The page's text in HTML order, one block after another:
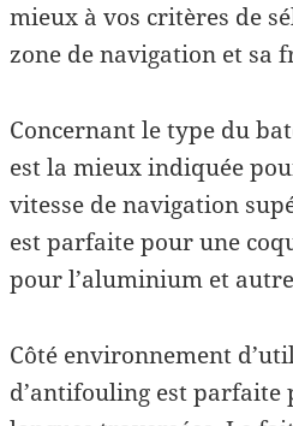
mieux à vos critères de
zone de navigation et sa
Concernant le type du
est la mieux indiquée
vitesse de navigation
est parfaite pour une
pour l’aluminium et
Côté environnement
d’antifouling est parfaite